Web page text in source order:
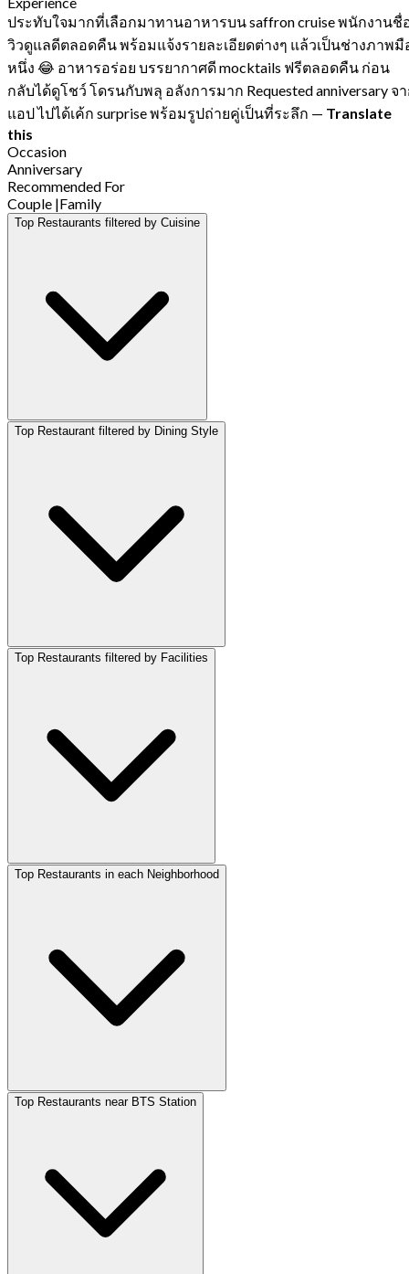
ประทับใจมากที่เลือกมาทานอาหารบน saffron cruise พนักงานชื่
วิวดูแลดีตลอดคืน พร้อมแจ้งรายละเอียดต่างๆ แล้วเป็นช่างภาพมื
หนึ่ง 😂 อาหารอร่อย บรรยากาศดี mocktails ฟรีตลอดคืน ก่อน
กลับได้ดูโชว์ โดรนกับพลุ อลังการมาก Requested anniversary จ
แอป ไปได้เค้ก surprise พร้อมรูปถ่ายคู่เป็นที่ระลึก — Translate
this
Occasion
Anniversary
Recommended For
Couple |Family
Top Restaurants filtered by Cuisine
Top Restaurant filtered by Dining Style
Top Restaurants filtered by Facilities
Top Restaurants in each Neighborhood
Top Restaurants near BTS Station